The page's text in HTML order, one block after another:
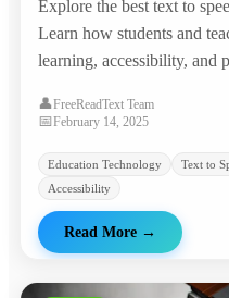
Explore the best text to
Learn how students and
learning, accessibility, and
👤FreeReadText Team
📅February 14, 2025
Education Technology Text to
Accessibility
Read More →